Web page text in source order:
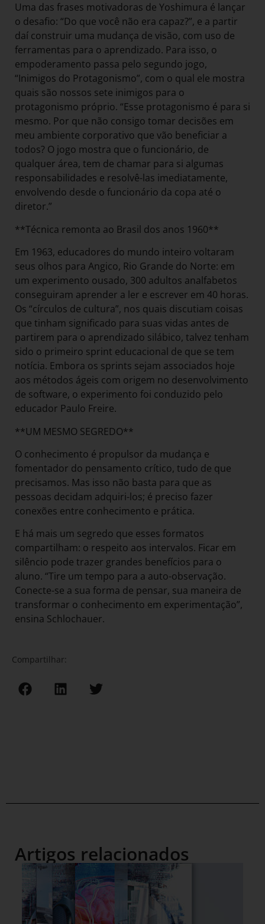
Uma das frases motivadoras de Yoshimura é lançar
o desafio: “Do que você não era capaz?”, e a partir
daí construir uma mudança de visão, com uso de
ferramentas para o aprendizado. Para isso, o
empoderamento passa pelo segundo jogo,
“Inimigos do Protagonismo”, com o qual ele mostra
quais são nossos sete inimigos para o
protagonismo próprio. “Esse protagonismo é para si
mesmo. Por que não consigo tomar decisões em
meu ambiente corporativo que vão beneficiar a
todos? O jogo mostra que o funcionário, de
qualquer área, tem de chamar para si algumas
responsabilidades e resolvê-las imediatamente,
envolvendo desde o funcionário da copa até o
diretor.”
**Técnica remonta ao Brasil dos anos 1960**
Em 1963, educadores do mundo inteiro voltaram
seus olhos para Angico, Rio Grande do Norte: em
um experimento ousado, 300 adultos analfabetos
conseguiram aprender a ler e escrever em 40 horas.
Os “círculos de cultura”, nos quais discutiam coisas
que tinham significado para suas vidas antes de
partirem para o aprendizado silábico, talvez tenham
sido o primeiro sprint educacional de que se tem
notícia. Embora os sprints sejam associados hoje
aos métodos ágeis com origem no desenvolvimento
de software, o experimento foi conduzido pelo
educador Paulo Freire.
**UM MESMO SEGREDO**
O conhecimento é propulsor da mudança e
fomentador do pensamento crítico, tudo de que
precisamos. Mas isso não basta para que as
pessoas decidam adquiri-los; é preciso fazer
conexões entre conhecimento e prática.
E há mais um segredo que esses formatos
compartilham: o respeito aos intervalos. Ficar em
silêncio pode trazer grandes benefícios para o
aluno. “Tire um tempo para a auto-observação.
Conecte-se a sua forma de pensar, sua maneira de
transformar o conhecimento em experimentação”,
ensina Schlochauer.
Compartilhar:
Artigos relacionados